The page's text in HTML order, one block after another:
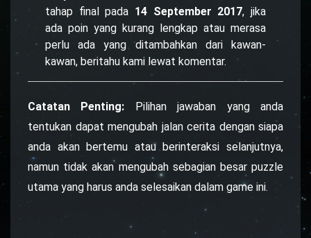
tahap final pada 14 September 2017, jika
ada poin yang kurang lengkap atau merasa
perlu ada yang ditambahkan dari kawan-
kawan, beritahu kami lewat komentar.
Catatan Penting: Pilihan jawaban yang anda
tentukan dapat mengubah jalan cerita dengan siapa
anda akan bertemu atau berinteraksi selanjutnya,
namun tidak akan mengubah sebagian besar puzzle
utama yang harus anda selesaikan dalam game ini.